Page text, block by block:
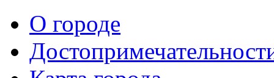
О городе